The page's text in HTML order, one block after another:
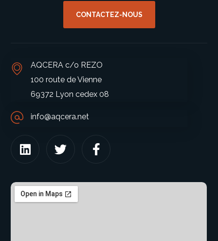
CONTACTEZ-NOUS
AQCERA c/o REZO
100 route de Vienne
69372 Lyon cedex 08
info@aqcera.net